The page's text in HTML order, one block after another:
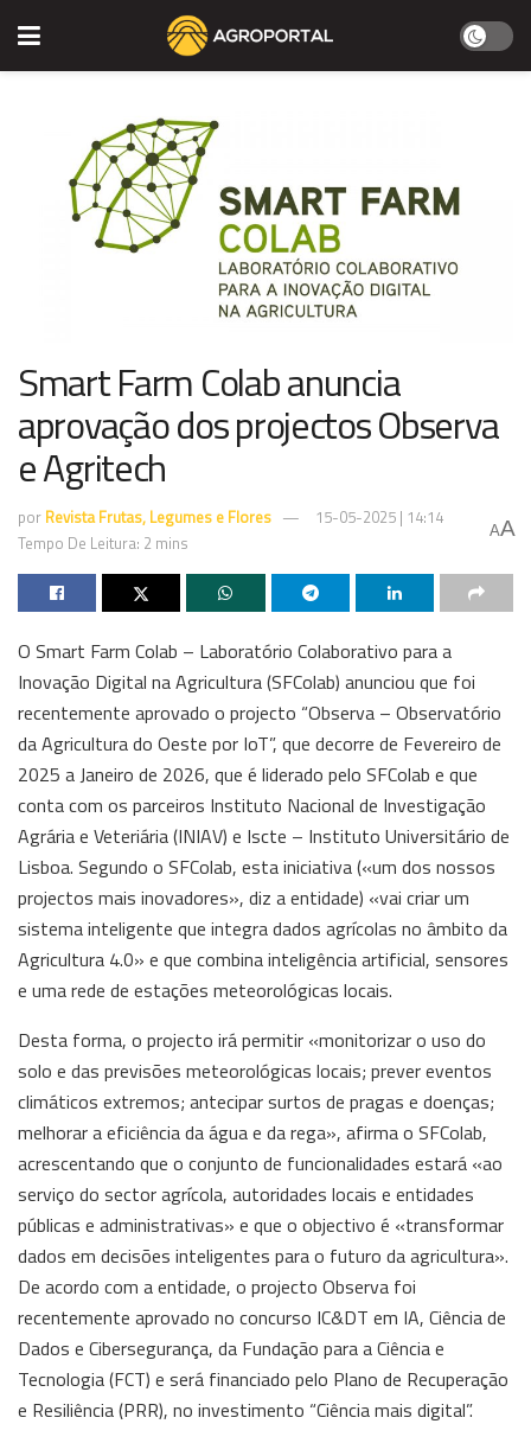
Smart Farm Colab anuncia
aprovação dos projectos Observa
e Agritech
por Revista Frutas, Legumes e Flores
15-05-2025 | 14:14
Tempo De Leitura: 2 mins
AA
O Smart Farm Colab – Laboratório Colaborativo para a
Inovação Digital na Agricultura (SFColab) anunciou que foi
recentemente aprovado o projecto “Observa – Observatório
da Agricultura do Oeste por IoT”, que decorre de Fevereiro de
2025 a Janeiro de 2026, que é liderado pelo SFColab e que
conta com os parceiros Instituto Nacional de Investigação
Agrária e Veteriária (INIAV) e Iscte – Instituto Universitário de
Lisboa. Segundo o SFColab, esta iniciativa («um dos nossos
projectos mais inovadores», diz a entidade) «vai criar um
sistema inteligente que integra dados agrícolas no âmbito da
Agricultura 4.0» e que combina inteligência artificial, sensores
e uma rede de estações meteorológicas locais.
Desta forma, o projecto irá permitir «monitorizar o uso do
solo e das previsões meteorológicas locais; prever eventos
climáticos extremos; antecipar surtos de pragas e doenças;
melhorar a eficiência da água e da rega», afirma o SFColab,
acrescentando que o conjunto de funcionalidades estará «ao
serviço do sector agrícola, autoridades locais e entidades
públicas e administrativas» e que o objectivo é «transformar
dados em decisões inteligentes para o futuro da agricultura».
De acordo com a entidade, o projecto Observa foi
recentemente aprovado no concurso IC&DT em IA, Ciência de
Dados e Cibersegurança, da Fundação para a Ciência e
Tecnologia (FCT) e será financiado pelo Plano de Recuperação
e Resiliência (PRR), no investimento “Ciência mais digital”.